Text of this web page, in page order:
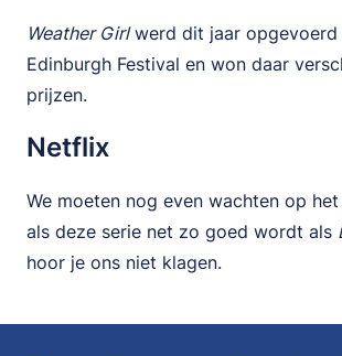
Weather Girlwerd dit jaar opgevoerd
Edinburgh Festival en won daar
prijzen.
Netflix
We moeten nog even wachten op
als deze serie net zo goed wordt als
hoor je ons niet klagen.